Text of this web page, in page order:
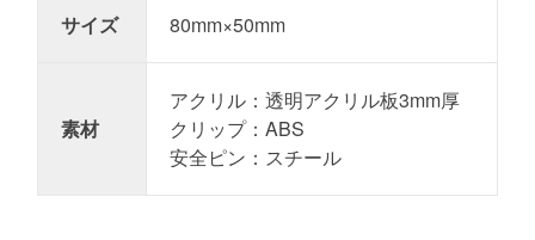
サイズ 80mm×50mm
素材
アクリル：透明アクリル板3mm厚
クリップ：ABS
安全ピン：スチール